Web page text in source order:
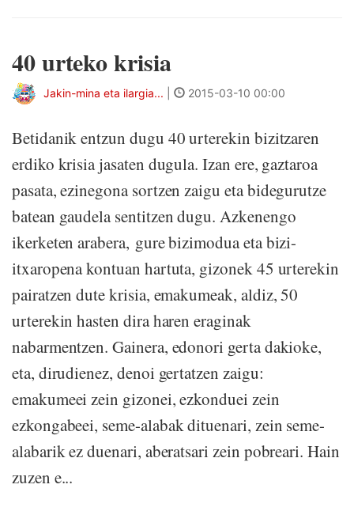
40 urteko krisia
Jakin-mina eta ilargia... 2015-03-10 00:00
Betidanik entzun dugu 40 urterekin bizitzaren
erdiko krisia jasaten dugula. Izan ere, gaztaroa
pasata, ezinegona sortzen zaigu eta bidegurutze
batean gaudela sentitzen dugu. Azkenengo
ikerketen arabera, gure bizimodua eta bizi-
itxaropena kontuan hartuta, gizonek 45 urterekin
pairatzen dute krisia, emakumeak, aldiz, 50
urterekin hasten dira haren eraginak
nabarmentzen. Gainera, edonori gerta dakioke,
eta, dirudienez, denoi gertatzen zaigu:
emakumeei zein gizonei, ezkonduei zein
ezkongabeei, seme-alabak dituenari, zein seme-
alabarik ez duenari, aberatsari zein pobreari. Hain
zuzen e...